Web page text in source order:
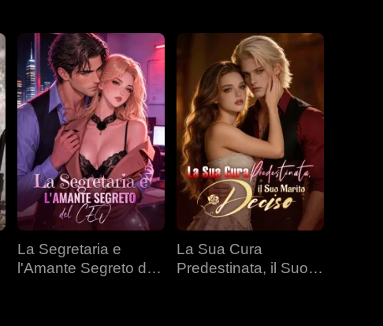
La Segretaria e
l'Amante Segreto del
La Sua Cura
Predestinata, il Suo